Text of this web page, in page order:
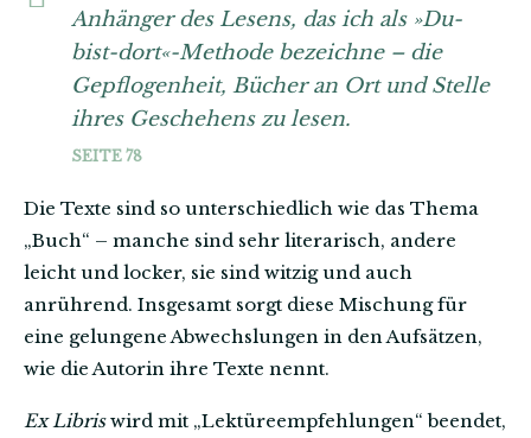
Anhänger des Lesens, das ich als »Du-
bist-dort«-Methode bezeichne – die
Gepflogenheit, Bücher an Ort und Stelle
ihres Geschehens zu lesen.
SEITE 78
Die Texte sind so unterschiedlich wie das Thema
„Buch“ – manche sind sehr literarisch, andere
leicht und locker, sie sind witzig und auch
anrührend. Insgesamt sorgt diese Mischung für
eine gelungene Abwechslungen in den Aufsätzen,
wie die Autorin ihre Texte nennt.
Ex Libriswird mit „Lektüreempfehlungen“ beendet,